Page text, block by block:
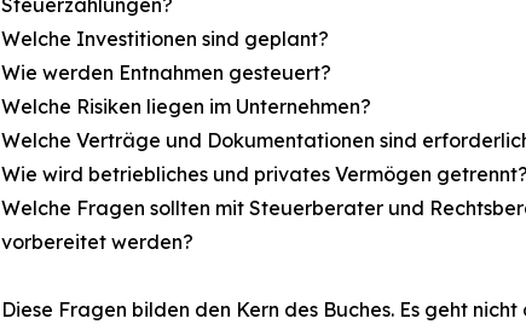
Steuerzahlungen?
Welche Investitionen sind geplant?
Wie werden Entnahmen gesteuert?
Welche Risiken liegen im Unternehmen?
Welche Verträge und Dokumentationen sind
Wie wird betriebliches und privates Vermögen getrennt?
Welche Fragen sollten mit Steuerberater und
vorbereitet werden?
Diese Fragen bilden den Kern des Buches. Es geht nicht